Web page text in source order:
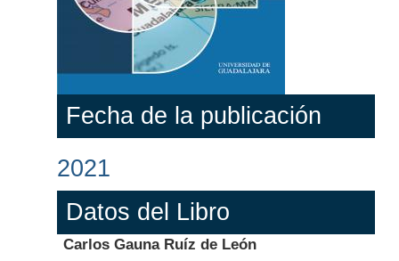
Fecha de la publicación
2021
Datos del Libro
Carlos Gauna Ruíz de León